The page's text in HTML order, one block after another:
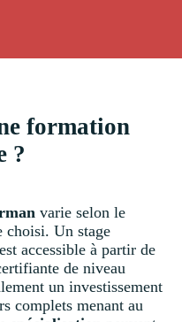
formation
?
varie selon le
choisi. Un stage
accessible à partir de
de niveau
un investissement
complets menant au